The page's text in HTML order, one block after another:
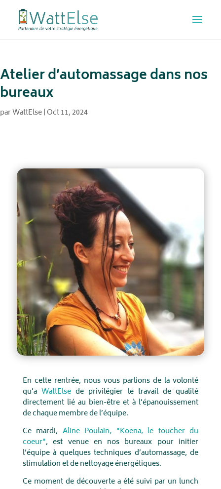
Atelier d’automassage dans nos
bureaux
parWattElse|Oct 11, 2024
En cette rentrée, nous vous parlions de la volonté
qu’a WattElse de privilégier le travail de qualité
directement lié au bien-être et à l’épanouissement
de chaque membre de l’équipe.
Ce mardi, Aline Poulain, "Koena, le toucher du
coeur", est venue en nos bureaux pour initier
l’équipe à quelques techniques d’automassage, de
stimulation et de nettoyage énergétiques.
Ce moment de découverte a été suivi par un lunch